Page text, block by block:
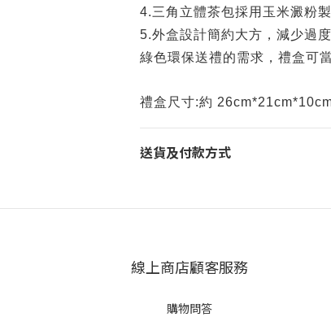
4.三角立體茶包採用玉米澱粉
5.外盒設計簡約大方，減少過
綠色環保送禮的需求，禮盒可
禮盒尺寸:約
送貨及付款方式
線上商店顧客服務
購物問答